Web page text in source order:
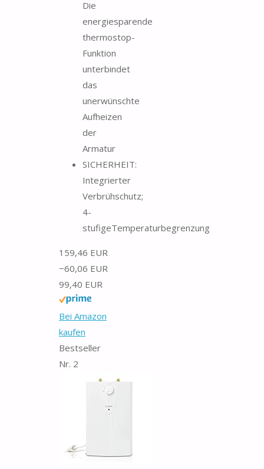
Die
energiesparende
thermostop-
Funktion
unterbindet
das
unerwünschte
Aufheizen
der
Armatur
SICHERHEIT:
Integrierter
Verbrühschutz;
4-
stufigeTemperaturbegrenzung
159,46 EUR
−60,06 EUR
99,40 EUR
Bei Amazon
kaufen
Bestseller
Nr. 2